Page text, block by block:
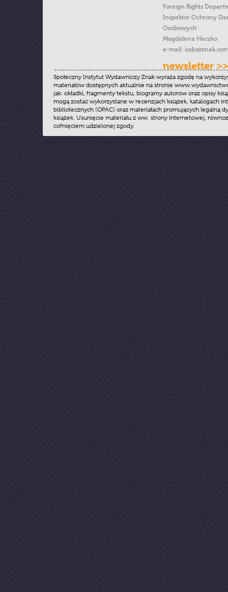
Foreign Rights
Inspektor Ochrony
Osobowych
Magdalena Heczko
e-mail:
newsletter >>
Społeczny Instytut Wydawniczy Znak wyraża zgodę na
materiałów dostępnych aktualnie na stronie
jak: okładki, fragmenty tekstu, biogramy autorów oraz opisy
mogą zostać wykorzystane w recenzjach książek, katalogach
bibliotecznych (OPAC) oraz materiałach promujących legalną
książek. Usunięcie materiału z ww. strony internetowej,
cofnięciem udzielonej zgody.